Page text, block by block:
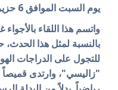
يوم السبت الموافق 6 حزيران/ يونيو الجاري.
واتسم هذا اللقاء
بالنسبة لمثل هذا
للتجول على الدراجات
"زاليسي"، وارتدى قميصاً